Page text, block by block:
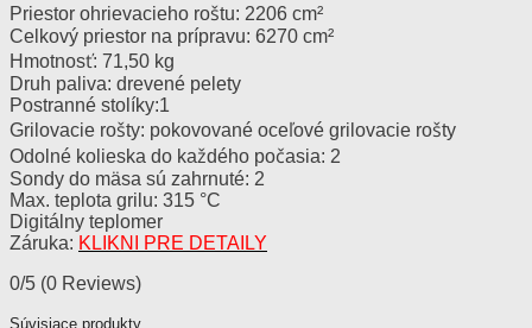
Priestor ohrievacieho roštu: 2206 cm²
Celkový priestor na prípravu: 6270 cm²
Hmotnosť: 71,50 kg
Druh paliva: drevené pelety
Postranné stolíky:1
Grilovacie rošty: pokovované oceľové grilovacie rošty
Odolné kolieska do každého počasia: 2
Sondy do mäsa sú zahrnuté: 2
Max. teplota grilu: 315 °C
Digitálny teplomer
Záruka: KLIKNI PRE DETAILY
0/5 (0 Reviews)
Súvisiace produkty